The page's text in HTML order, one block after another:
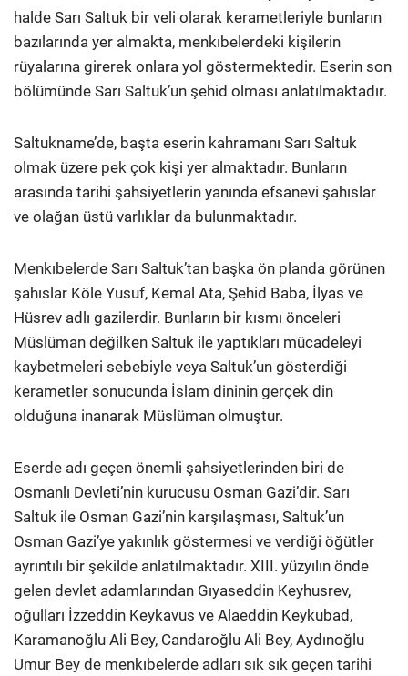
halde Sarı Saltuk bir veli olarak kerametleriyle bunların
bazılarında yer almakta, menkıbelerdeki kişilerin
rüyalarına girerek onlara yol göstermektedir. Eserin son
bölümünde Sarı Saltuk’un şehid olması anlatılmaktadır.
Saltukname’de, başta eserin kahramanı Sarı Saltuk
olmak üzere pek çok kişi yer almaktadır. Bunların
arasında tarihi şahsiyetlerin yanında efsanevi şahıslar
ve olağan üstü varlıklar da bulunmaktadır.
Menkıbelerde Sarı Saltuk’tan başka ön planda görünen
şahıslar Köle Yusuf, Kemal Ata, Şehid Baba, İlyas ve
Hüsrev adlı gazilerdir. Bunların bir kısmı önceleri
Müslüman değilken Saltuk ile yaptıkları mücadeleyi
kaybetmeleri sebebiyle veya Saltuk’un gösterdiği
kerametler sonucunda İslam dininin gerçek din
olduğuna inanarak Müslüman olmuştur.
Eserde adı geçen önemli şahsiyetlerinden biri de
Osmanlı Devleti’nin kurucusu Osman Gazi’dir. Sarı
Saltuk ile Osman Gazi’nin karşılaşması, Saltuk’un
Osman Gazi’ye yakınlık göstermesi ve verdiği öğütler
ayrıntılı bir şekilde anlatılmaktadır. XIII. yüzyılın önde
gelen devlet adamlarından Gıyaseddin Keyhusrev,
oğulları İzzeddin Keykavus ve Alaeddin Keykubad,
Karamanoğlu Ali Bey, Candaroğlu Ali Bey, Aydınoğlu
Umur Bey de menkıbelerde adları sık sık geçen tarihi